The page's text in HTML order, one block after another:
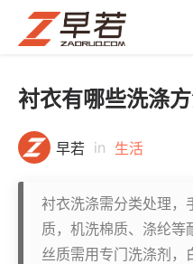
衬衣有哪些洗涤
早若 in 生活
衬衣洗涤需分类处理，
质，机洗棉质、涤纶等
丝质需用专门洗涤剂，